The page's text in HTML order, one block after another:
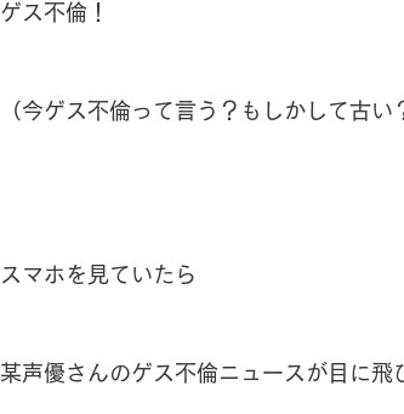
ゲス不倫！
（今ゲス不倫って言う？もしかして古い
スマホを見ていたら
某声優さんのゲス不倫ニュースが目に飛